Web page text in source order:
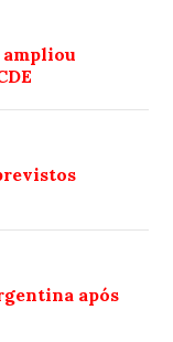
ampliou
após